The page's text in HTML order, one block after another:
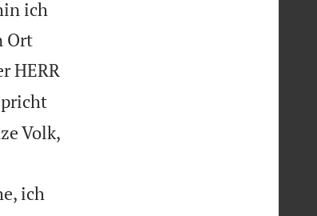
ich
Ort
HERR
Volk,
ich